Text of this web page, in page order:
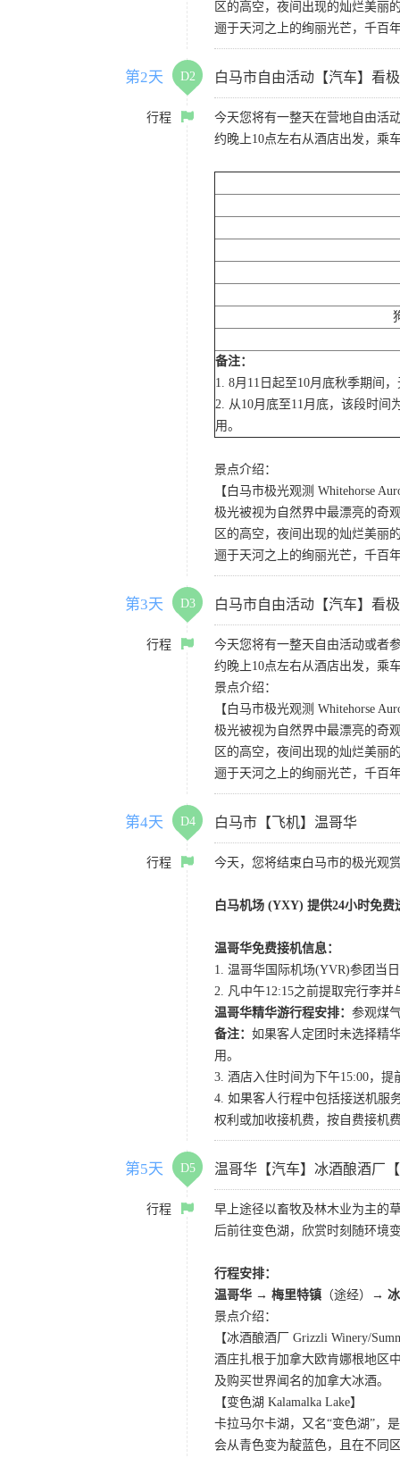
区的高空，夜间出现的灿烂美丽
逦于天河之上的绚丽光芒，千百
第2天 D2 白马市自由活动【汽车】看
行程
今天您将有一整天在营地自由活
约晚上10点左右从酒店出发，乘
备注：
1. 8月11日起至10月底秋季期间
2. 从10月底至11月底，该段时间
用。
景点介绍：
【白马市极光观测 Whitehorse
极光被视为自然界中最漂亮的奇
区的高空，夜间出现的灿烂美丽
逦于天河之上的绚丽光芒，千百
第3天 D3 白马市自由活动【汽车】看
行程
今天您将有一整天自由活动或者
约晚上10点左右从酒店出发，乘
景点介绍：
【白马市极光观测 Whitehorse
极光被视为自然界中最漂亮的奇
区的高空，夜间出现的灿烂美丽
逦于天河之上的绚丽光芒，千百
第4天 D4 白马市【飞机】温哥华
行程 今天，您将结束白马市的极光观
白马机场 (YXY) 提供24小时免费
温哥华免费接机信息：
1. 温哥华国际机场(YVR)参团当
2. 凡中午12:15之前提取完行李
温哥华精华游行程安排： 参观煤
备注： 如果客人定团时未选择精
用。
3. 酒店入住时间为下午15:00，
4. 如果客人行程中包括接送机服
权利或加收接机费，按自费接机
第5天 D5 温哥华【汽车】冰酒酿酒厂
行程
早上途径以畜牧及林木业为主的
后前往变色湖，欣赏时刻随环境
行程安排：
温哥华 → 梅里特镇 （途经）
→ 冰
景点介绍：
【冰酒酿酒厂 Grizzli Winery/
酒庄扎根于加拿大欧肯娜根地区
及购买世界闻名的加拿大冰酒。
【变色湖 Kalamalka Lake】
卡拉马尔卡湖，又名“变色湖”，
会从青色变为靛蓝色，且在不同